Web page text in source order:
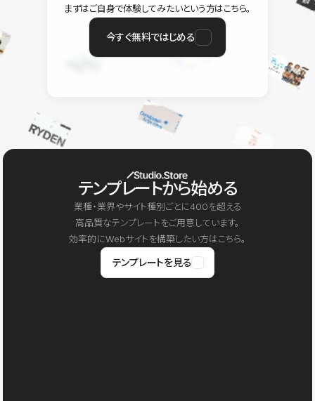
まずはご自身で体験してみたいという方はこちら。
今すぐ無料ではじめる
テンプレートから始める
業種・業界やサイト種別ごとに400を超える
高品質なテンプレートをご用意しています。
効率的にWebサイトを構築したい方はこちら。
テンプレートを見る